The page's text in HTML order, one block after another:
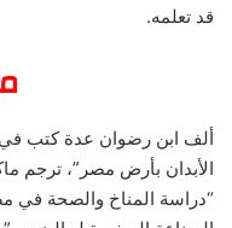
قد تعلمه.
ألف ابن رضوان عدة كتب
الأبدان بأرض مصر”، ترجم